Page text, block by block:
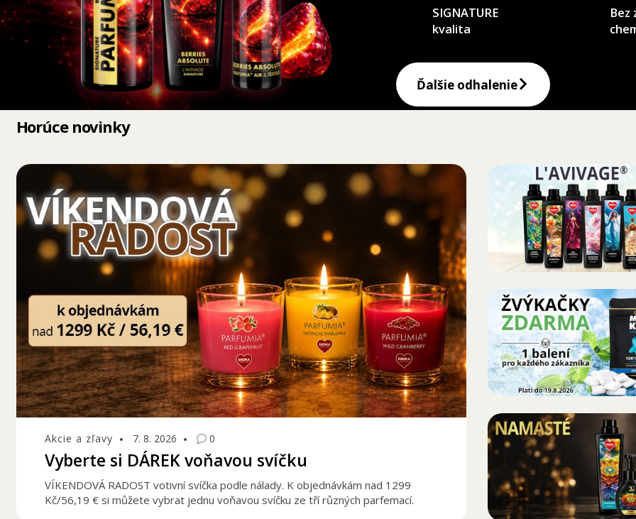
SIGNATURE
kvalita
Bez
Ďalšie odhalenie
Horúce novinky
Akcie a zľavy 7. 8. 2026 0
Vyberte si DÁREK voňavou svíčku
VÍKENDOVÁ RADOST votivní svíčka podle nálady. K objednávkám nad 1299
Kč/56,19 € si můžete vybrat jednu voňavou svíčku ze tří různých parfemací.